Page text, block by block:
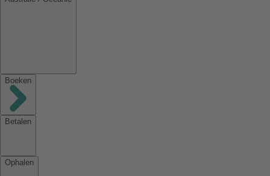
Boeken
Betalen
Ophalen